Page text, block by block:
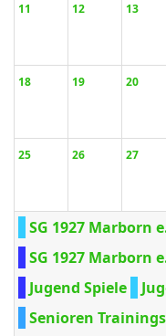
11 12 13
18 19 20
25 26 27
SG 1927 Marborn
SG 1927 Marborn
Jugend Spiele
Senioren Trainings